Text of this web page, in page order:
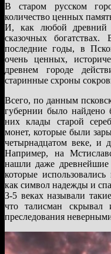
В старом русском
количество ценных
И, как любой древний
сказочных
последние годы, в
очень ценных,
древнем городе
старинные схроны
Всего, по данным
губернии было найдено
них клады старой
монет, которые были
четырнадцатом веке, и
Например, на
нашли даже древнейшие
которые
как символ надежды и
3-5 веках называли
что талисман
преследования